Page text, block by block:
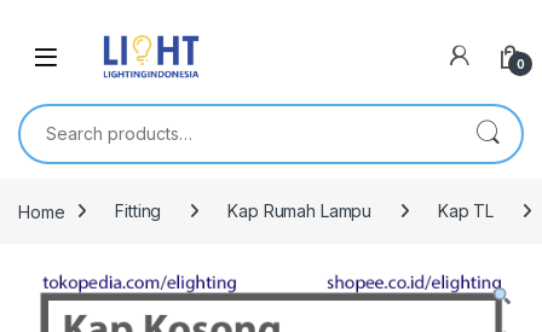
0
Search for:
Home Fitting Kap Rumah Lampu Kap TL